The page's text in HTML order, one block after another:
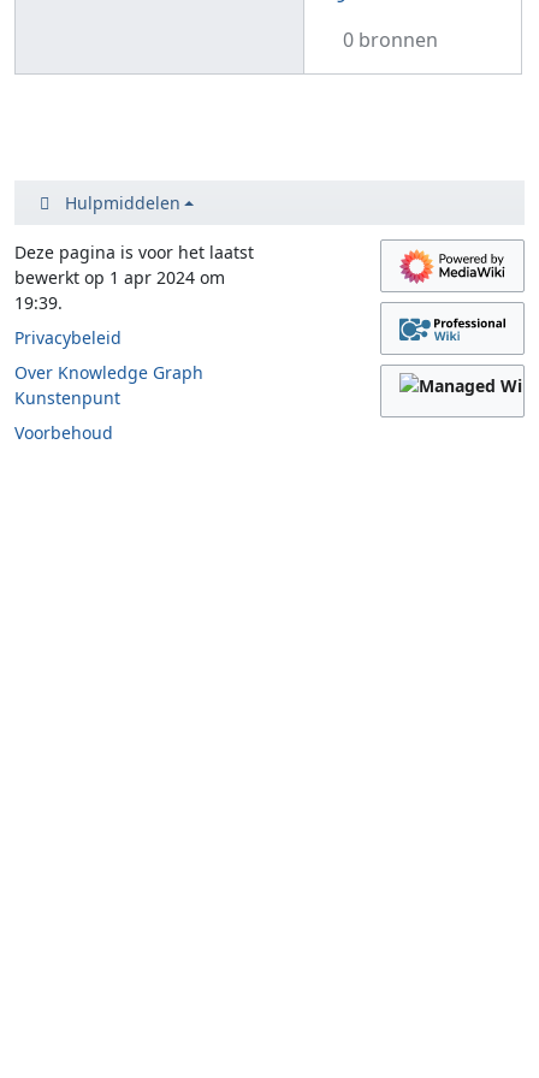
0 bronnen
Hulpmiddelen
Deze pagina is voor het laatst
bewerkt op 1 apr 2024 om
19:39.
Privacybeleid
Over Knowledge Graph
Kunstenpunt
Voorbehoud